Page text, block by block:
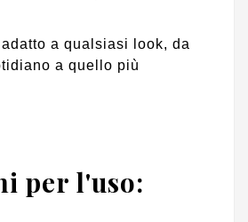
adatto a qualsiasi look, da
a quello più
per l'uso: